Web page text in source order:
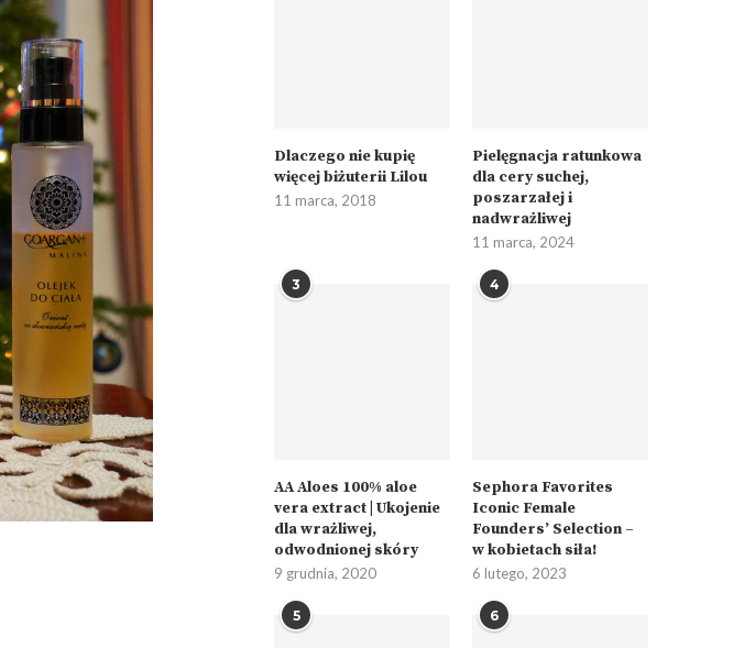
Dlaczego nie kupię
więcej biżuterii Lilou
11 marca, 2018
Pielęgnacja ratunkowa
dla cery suchej,
poszarzałej i
nadwrażliwej
11 marca, 2024
3
AA Aloes 100% aloe
vera extract | Ukojenie
dla wrażliwej,
odwodnionej skóry
9 grudnia, 2020
4
Sephora Favorites
Iconic Female
Founders’ Selection –
w kobietach siła!
6 lutego, 2023
5 6